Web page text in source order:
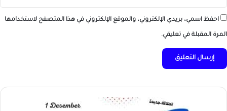
احفظ اسمي، بريدي الإلكتروني، والموقع الإلكتروني في هذا المتصفح لاستخدامها
المرة المقبلة في تعليقي.